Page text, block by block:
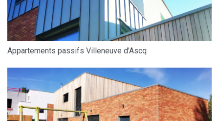
Appartements passifs Villeneuve d'Ascq